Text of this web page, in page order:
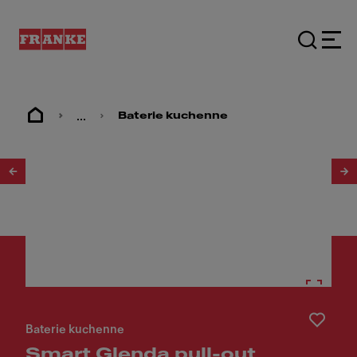
... Baterie kuchenne
Baterie kuchenne